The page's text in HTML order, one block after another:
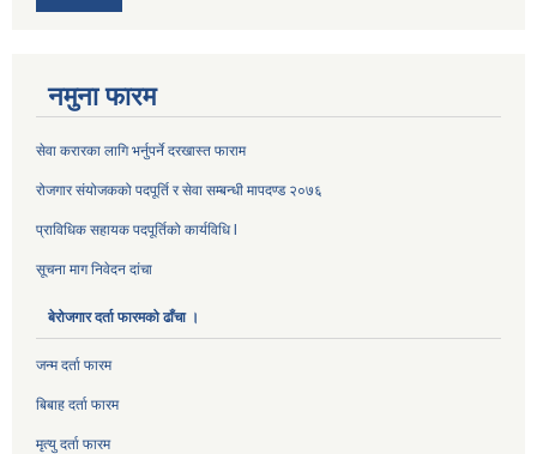
नमुना फारम
सेवा करारका लागि भर्नुपर्ने दरखास्त फाराम
रोजगार संयोजकको पदपूर्ति र सेवा सम्बन्धी मापदण्ड २०७६
प्राविधिक सहायक पदपूर्तिको कार्यविधि l
सूचना माग निवेदन दांचा
बेरोजगार दर्ता फारमको ढाँचा ।
जन्म दर्ता फारम
बिबाह दर्ता फारम
मृत्यु दर्ता फारम